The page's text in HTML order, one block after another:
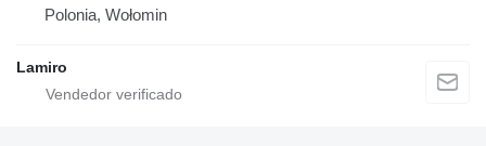
Polonia, Wołomin
Lamiro